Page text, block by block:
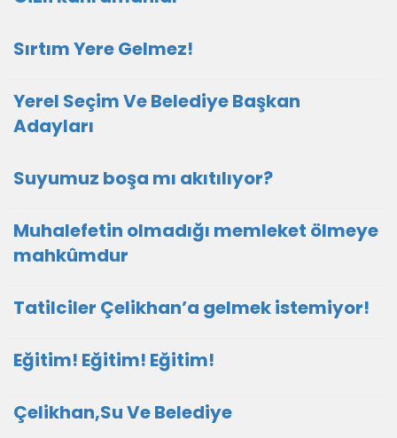
Sırtım Yere Gelmez!
Yerel Seçim Ve Belediye Başkan
Adayları
Suyumuz boşa mı akıtılıyor?
Muhalefetin olmadığı memleket ölmeye
mahkûmdur
Tatilciler Çelikhan’a gelmek istemiyor!
Eğitim! Eğitim! Eğitim!
Çelikhan,Su Ve Belediye